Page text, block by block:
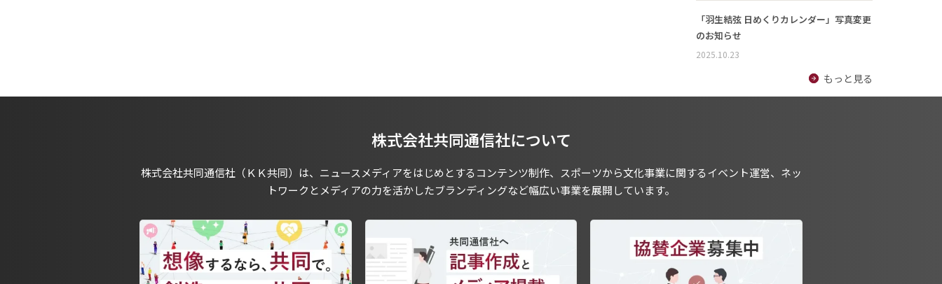
「羽生結弦 日めくりカレンダー」写真変更
のお知らせ
2025.10.23
もっと見る
株式会社共同通信社について
株式会社共同通信社（ＫＫ共同）は、ニュースメディアをはじめとするコンテンツ制作、スポーツから文化事業に関するイベント運営、ネッ
トワークとメディアの力を活かしたブランディングなど幅広い事業を展開しています。